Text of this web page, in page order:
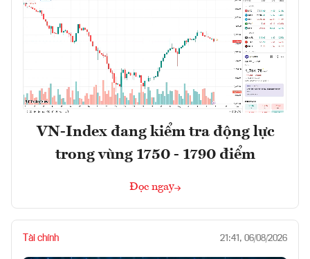
VN-Index đang kiểm tra động lực
trong vùng 1750 - 1790 điểm
Đọc ngay
Tài chính 21:41, 06/08/2026